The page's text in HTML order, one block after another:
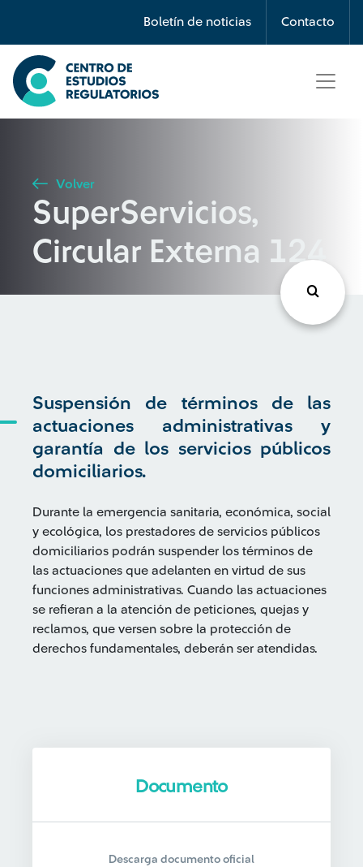
Boletín de noticias Contacto
Búsqueda
Seleccione país
Buscar
Volver
SuperServicios,
Circular Externa 124
Suspensión de términos de las
actuaciones administrativas y
garantía de los servicios públicos
domiciliarios.
Durante la emergencia sanitaria, económica, social
y ecológica, los prestadores de servicios públicos
domiciliarios podrán suspender los términos de
las actuaciones que adelanten en virtud de sus
funciones administrativas. Cuando las actuaciones
se refieran a la atención de peticiones, quejas y
reclamos, que versen sobre la protección de
derechos fundamentales, deberán ser atendidas.
Documento
Descarga documento oficial